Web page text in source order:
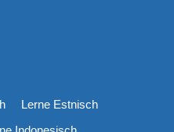
Lerne Estnisch